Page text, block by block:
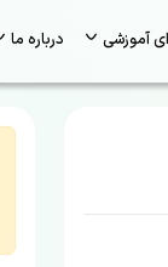
آموزشی درباره ما